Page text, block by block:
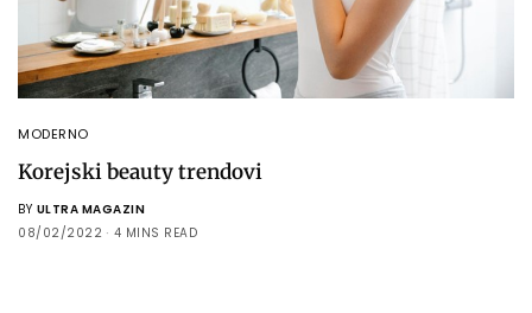
MODERNO
Korejski beauty trendovi
BY ULTRA MAGAZIN
08/02/2022
4 MINS READ